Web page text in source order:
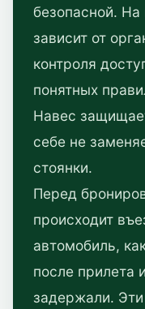
безопасной. На
зависит от
контроля
понятных
Навес
себе не
стоянки.
Перед
происходит
автомобиль,
после прилета
задержали.